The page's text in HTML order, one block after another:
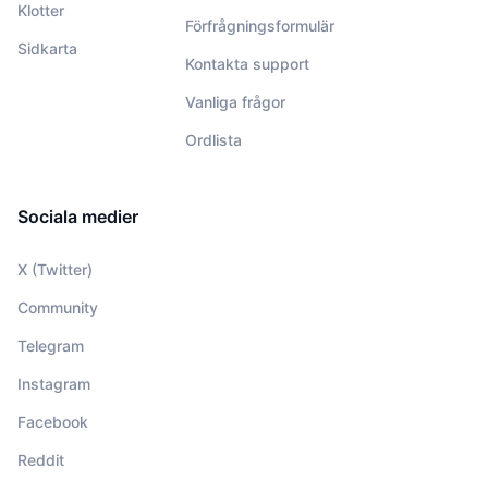
Klotter
Sidkarta
Förfrågningsformulär
Kontakta support
Vanliga frågor
Ordlista
Sociala medier
X (Twitter)
Community
Telegram
Instagram
Facebook
Reddit